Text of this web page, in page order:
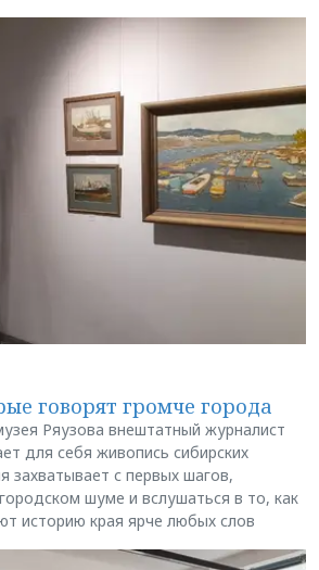
говорят громче города
Ряузова внештатный журналист
для себя живопись сибирских
захватывает с первых шагов,
шуме и вслушаться в то, как
историю края ярче любых слов